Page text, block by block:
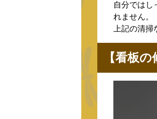
自分ではし
れません。
上記の清
【看板